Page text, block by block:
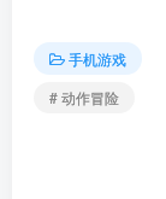
手机游戏
# 动作冒险